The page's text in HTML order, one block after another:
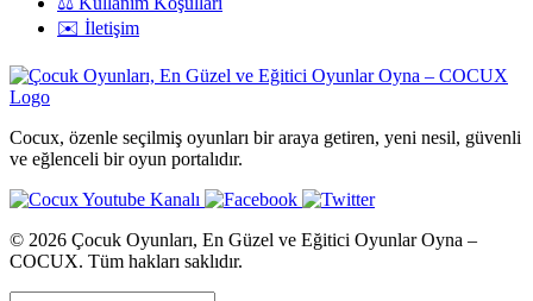
✉️ İletişim
Cocux, özenle seçilmiş oyunları bir araya getiren, yeni nesil, güvenli
ve eğlenceli bir oyun portalıdır.
© 2026 Çocuk Oyunları, En Güzel ve Eğitici Oyunlar Oyna –
COCUX. Tüm hakları saklıdır.